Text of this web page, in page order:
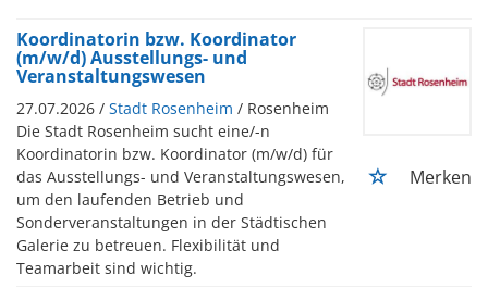
Koordinatorin bzw. Koordinator
(m/w/d) Ausstellungs- und
Veranstaltungswesen
27.07.2026 / Stadt Rosenheim / Rosenheim
Die Stadt Rosenheim sucht eine/-n
Koordinatorin bzw. Koordinator (m/w/d) für
das Ausstellungs- und Veranstaltungswesen,
um den laufenden Betrieb und
Sonderveranstaltungen in der Städtischen
Galerie zu betreuen. Flexibilität und
Teamarbeit sind wichtig.
Merken